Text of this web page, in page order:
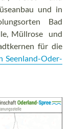
und in
Bad
Müllrose und
für die
Seenland-Oder-